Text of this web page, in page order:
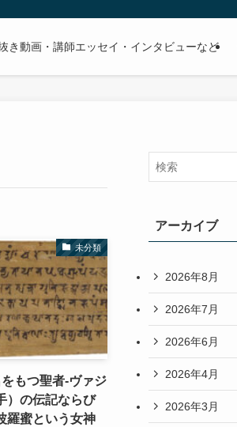
き動画・講師エッセイ・インタビューなど
未分類
もつ聖者-ヴァジ
）の伝記ならび
羅蜜という女神
アーカイブ
2026年8月
2026年7月
2026年6月
2026年4月
2026年3月